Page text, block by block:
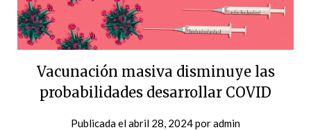
Vacunación masiva disminuye las
probabilidades desarrollar COVID
Publicada elabril 28, 2024poradmin